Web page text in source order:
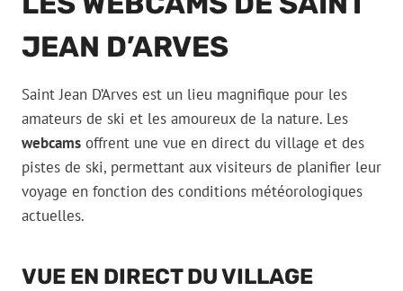
JEAN D’ARVES
Saint Jean D’Arves est un lieu magnifique pour les
amateurs de ski et les amoureux de la nature. Les
webcams offrent une vue en direct du village et des
pistes de ski, permettant aux visiteurs de planifier leur
voyage en fonction des conditions météorologiques
actuelles.
VUE EN DIRECT DU VILLAGE